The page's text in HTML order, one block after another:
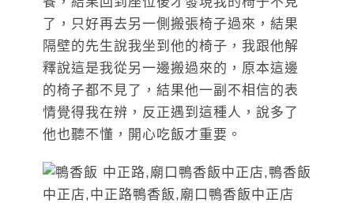
了，只好再去另一側搬張椅子過來，結果
隔壁的先生說我坐到他的椅子，我跟他解
釋說這是我從另一邊搬過來的，原本這邊
的椅子都不見了，結果他一副不相信的表
情覺得我在辨，反正遇到這種人，說多了
他也聽不懂，開心吃飯才重要。